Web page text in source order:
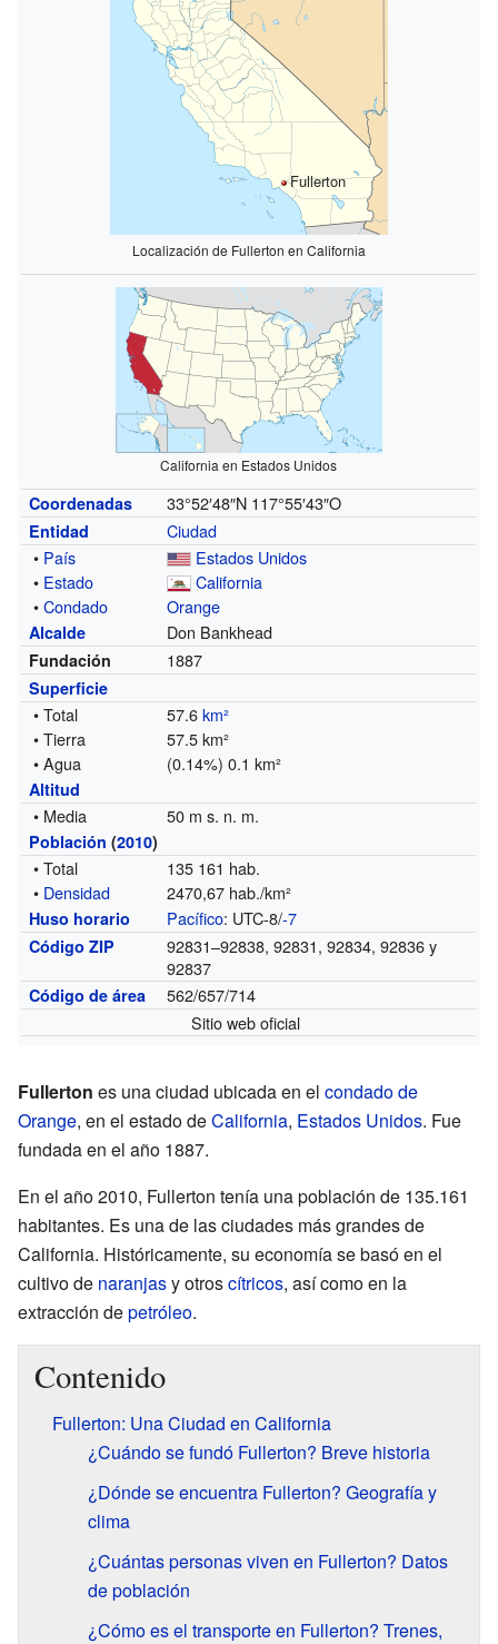
Fullerton
Localización de Fullerton en California
California en Estados Unidos
Coordenadas 33°52′48″N 117°55′43″O
Entidad
Ciudad
• País
Estados Unidos
• Estado
California
•Condado Orange
Alcalde Don Bankhead
Fundación 1887
Superficie
• Total 57.6km²
• Tierra
57.5 km²
• Agua
(0.14%) 0.1 km²
Altitud
• Media 50 m s. n. m.
Población (2010)
• Total
135 161 hab.
• Densidad 2470,67 hab./km²
Huso horario Pacífico: UTC-8/-7
Código ZIP
92831–92838, 92831, 92834, 92836 y
92837
Código de área
562/657/714
Sitio web oficial
Fullerton es una ciudad ubicada en el condado de
Orange, en el estado deCalifornia, Estados Unidos. Fue
fundada en el año 1887.
En el año 2010, Fullerton tenía una población de 135.161
habitantes. Es una de las ciudades más grandes de
California. Históricamente, su economía se basó en el
cultivo de naranjasy otroscítricos, así como en la
extracción depetróleo.
Contenido
Fullerton: Una Ciudad en California
¿Cuándo se fundó Fullerton? Breve historia
¿Dónde se encuentra Fullerton? Geografía y
clima
¿Cuántas personas viven en Fullerton? Datos
de población
¿Cómo es el transporte en Fullerton? Trenes,